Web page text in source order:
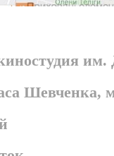
Шевченка,